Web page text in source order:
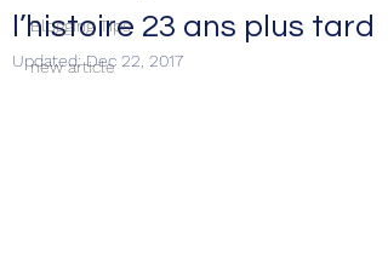
Blogging Tips
new article
l’histoire 23 ans plus tard
Updated:Dec 22, 2017